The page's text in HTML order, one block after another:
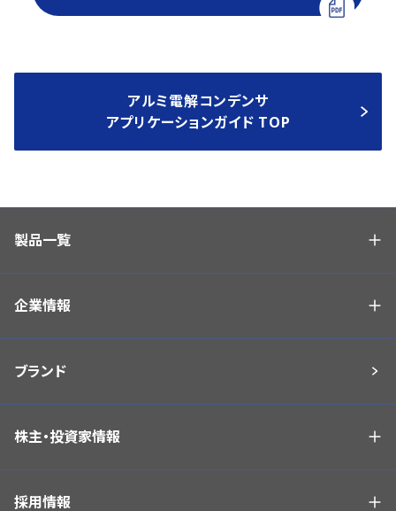
アルミ電解コンデンサ
アプリケーションガイド TOP
製品一覧
企業情報
ブランド
株主・投資家情報
採用情報